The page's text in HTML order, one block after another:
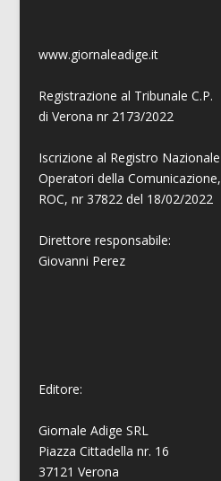
www.giornaleadige.it
Registrazione al Tribunale C.P.
di Verona nr 2173/2022
Iscrizione al Registro Nazionale
Operatori della Comunicazione,
ROC, nr 37822 del 18/02/2022
Direttore responsabile:
Giovanni Perez
Editore:
Giornale Adige SRL
Piazza Cittadella nr. 16
37121 Verona